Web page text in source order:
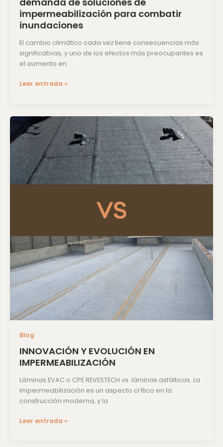
impermeabilización para combatir
inundaciones
El cambio climático cada vez tiene consecuencias más
significativas, y uno de los efectos más preocupantes es
el aumento en
Leer entrada »
Blog
INNOVACIÓN Y EVOLUCIÓN EN
IMPERMEABILIZACIÓN
Láminas EVAC o CPE REVESTECH vs. láminas asfálticas. La
impermeabilización es un aspecto crítico en la
construcción moderna, y la
INNOVACIÓN
EVOLUCIÓN
EN
IMPERMEABILIZACIÓN
Leer entrada »